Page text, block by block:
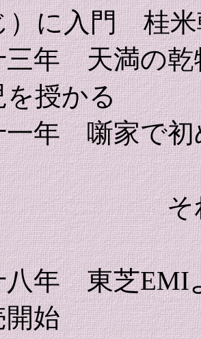
）に入門 桂米
三年 天満の
を授かる
一年 噺家で初
降 独
八年 東芝EMI
開始